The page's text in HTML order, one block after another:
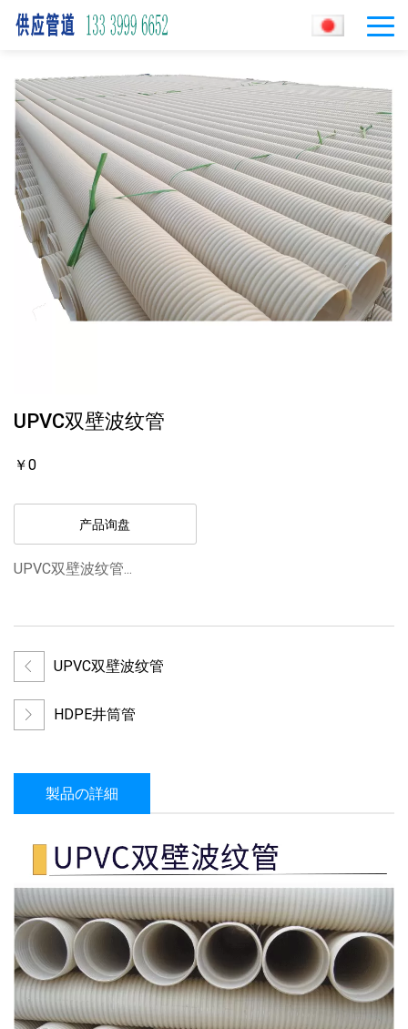
UPVC双壁波纹管
￥0
产品询盘
UPVC双壁波纹管...
UPVC双壁波纹管
HDPE井筒管
製品の詳細